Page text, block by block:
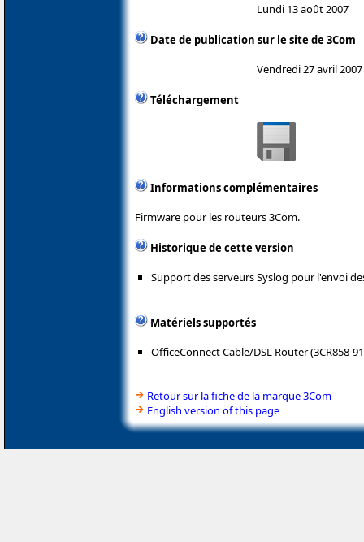
Lundi 13 août 2007
Date de publication sur le site de 3Com
Vendredi 27 avril 2007
Téléchargement
Informations complémentaires
Firmware pour les routeurs 3Com.
Historique de cette version
Support des serveurs Syslog pour l'envoi
Matériels supportés
OfficeConnect Cable/DSL Router (3CR858-
Retour sur la fiche de la marque 3Com
English version of this page